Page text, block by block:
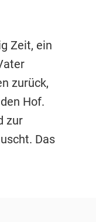
Zeit, ein
zurück,
Hof.
zur
Das